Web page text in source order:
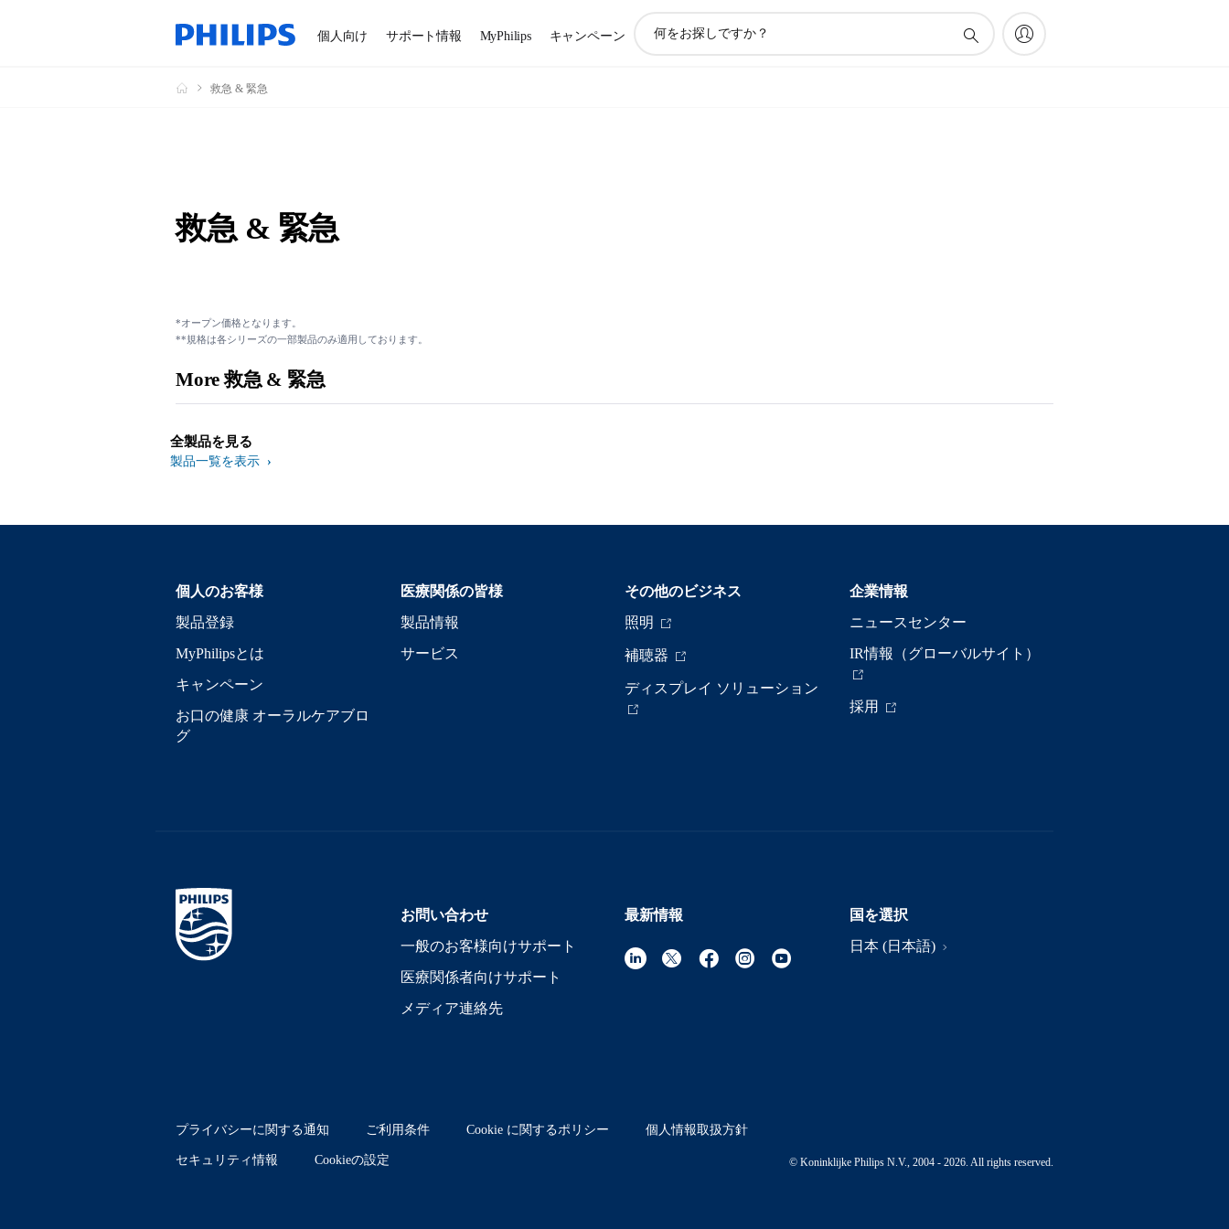
個人向け サポート情報 MyPhilips キャンペーン
救急 & 緊急
救急 & 緊急
*オープン価格となります。
**規格は各シリーズの一部製品のみ適用しております。
More 救急 & 緊急
全製品を見る
製品一覧を表示
個人のお客様
製品登録
MyPhilipsとは
キャンペーン
お口の健康 オーラルケアブロ
グ
医療関係の皆様
製品情報
サービス
その他のビジネス
照明
補聴器
ディスプレイ ソリューション
企業情報
ニュースセンター
IR情報（グローバルサイト）
採用
お問い合わせ
一般のお客様向けサポート
医療関係者向けサポート
メディア連絡先
最新情報
国を選択
日本 (日本語)
プライバシーに関する通知 ご利用条件 Cookie に関するポリシー 個人情報取扱方針
セキュリティ情報 Cookieの設定 © Koninklijke Philips N.V., 2004 - 2026. All rights reserved.